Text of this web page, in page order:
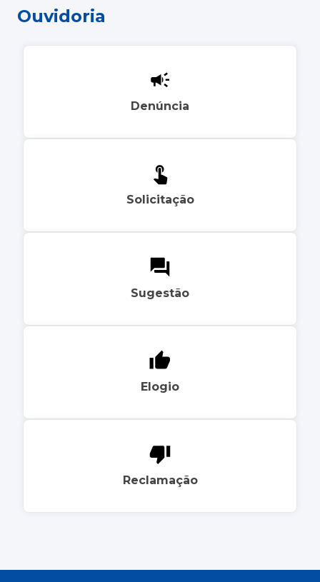
Ouvidoria
Denúncia
Solicitação
Sugestão
Elogio
Reclamação